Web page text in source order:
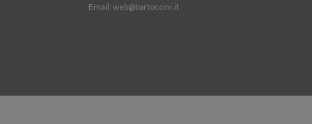
Email: web@bartoccini.it